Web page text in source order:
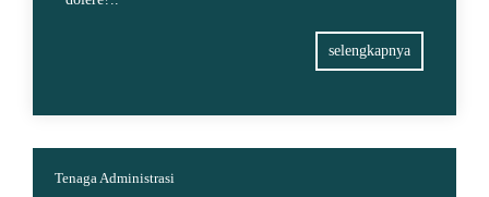
selengkapnya
Tenaga Administrasi